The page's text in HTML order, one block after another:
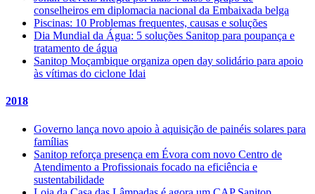
conselheiros em diplomacia nacional da Embaixada belga
Piscinas: 10 Problemas frequentes, causas e soluções
Dia Mundial da Água: 5 soluções Sanitop para poupança e
tratamento de água
Sanitop Moçambique organiza open day solidário para apoio
às vítimas do ciclone Idai
2018
Governo lança novo apoio à aquisição de painéis solares para
famílias
Sanitop reforça presença em Évora com novo Centro de
Atendimento a Profissionais focado na eficiência e
sustentabilidade